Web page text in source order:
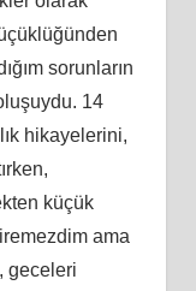
sorunların
14
hikayelerini,
küçük
ama
geceleri